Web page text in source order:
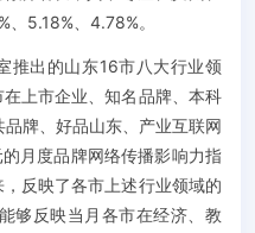
5.18%、4.78%。
推出的山东16市八大行业领
上市企业、知名品牌、本科
牌、好品山东、产业互联网
月度品牌网络传播影响力指
反映了各市上述行业领域的
够反映当月各市在经济、教